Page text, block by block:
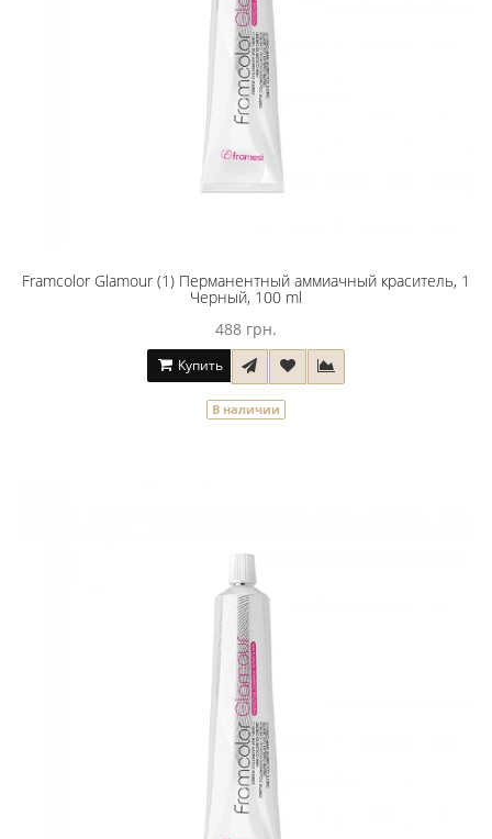
Framcolor Glamour (1) Перманентный аммиачный краситель, 1
Черный, 100 ml
488 грн.
Купить
В наличии